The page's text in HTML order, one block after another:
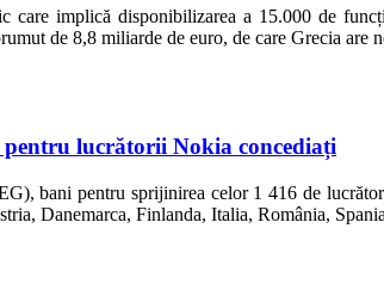
care implică disponibilizarea a 15.000 de
de 8,8 miliarde de euro, de care Grecia are
lucrătorii Nokia concediați
bani pentru sprijinirea celor 1 416 de
Danemarca, Finlanda, Italia, România,